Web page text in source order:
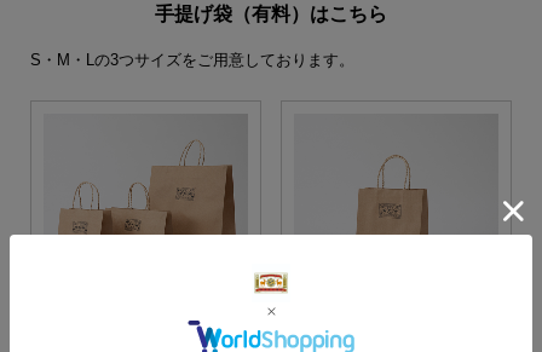
手提げ袋（有料）はこちら
S・M・Lの3つサイズをご用意しております。
S・M・Lサイズより当店に
Sサイズ